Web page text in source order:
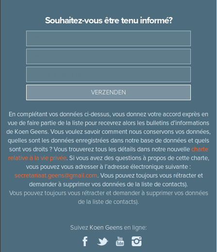
Souhaitez-vous être tenu informé?
En complétant vos données ci-dessus, vous donnez votre accord exprès en
vue de faire partie de la liste pour recevrez alors les bulletins d’informations
de Koen Geens. Vous voulez savoir comment nous conservons vos données,
quelles sont les données enregistrées dans notre base de données et quels
sont vos droits ? Vous trouverez tous les détails dans notre nouvellecharte
relative à la vie privée. Si vous avez des questions à propos de cette charte,
vous pouvez vous adresser à l’adresse électronique suivante :
secretariaat.geens@gmail.com. Vous pouvez toujours vous rétracter et
demander à supprimer vos données de la liste de contacts).
Vous pouvez toujours vous rétracter et demander à supprimer vos données
de la liste de contacts).
Suivez Koen Geensen ligne: